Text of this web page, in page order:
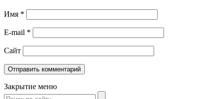
Имя *
E-mail *
Сайт
Закрытие меню